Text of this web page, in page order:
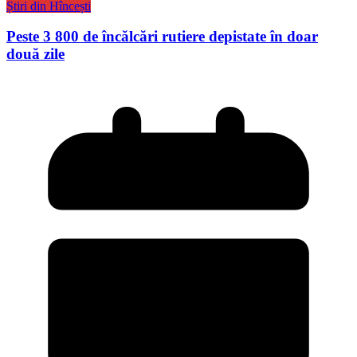
Știri din Hîncești
Peste 3 800 de încălcări rutiere depistate în doar
două zile